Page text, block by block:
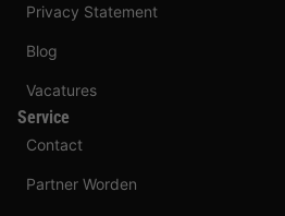
Privacy Statement
Blog
Vacatures
Service
Contact
Partner Worden